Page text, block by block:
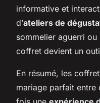
informative et
d’ateliers de
sommelier aguerri
coffret devient un
En résumé, les
mariage parfait entre